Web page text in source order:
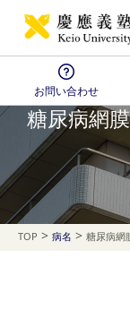
お問い合わせ
Disease Name
糖尿病網
TOP > 病名 > 糖尿病網